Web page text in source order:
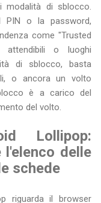
modalità di sblocco.
PIN o la password,
come "Trusted
attendibili o luoghi
di sblocco, basta
o ancora un volto
è a carico del
del volto.
Lollipop:
delle
schede
riguarda il browser